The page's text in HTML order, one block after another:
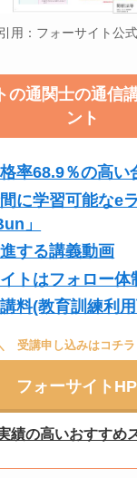
引用：フォーサイト公
の通関士の通信
ント
率68.9％の高い
に学習可能なe
」
する講義動画
トはフォロー体
料(教育訓練利
受講申し込みはコチラ
フォーサイトHP
績の高いおすすめ